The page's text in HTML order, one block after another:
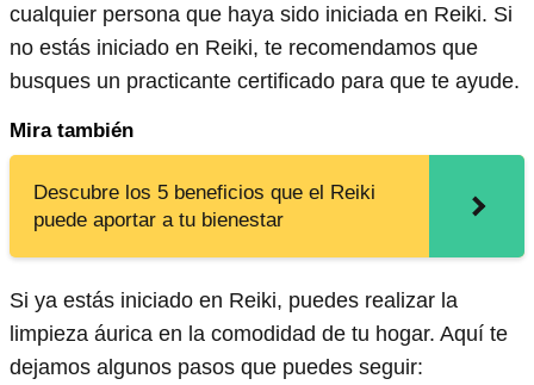
cualquier persona que haya sido iniciada en Reiki. Si
no estás iniciado en Reiki, te recomendamos que
busques un practicante certificado para que te ayude.
Mira también
Descubre los 5 beneficios que el Reiki
puede aportar a tu bienestar
Si ya estás iniciado en Reiki, puedes realizar la
limpieza áurica en la comodidad de tu hogar. Aquí te
dejamos algunos pasos que puedes seguir: